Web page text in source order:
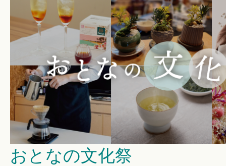
暮らしのこと
暮らしのキホン
暮らしのデザイン
暮らしのメンテナンス
おとなの文化祭